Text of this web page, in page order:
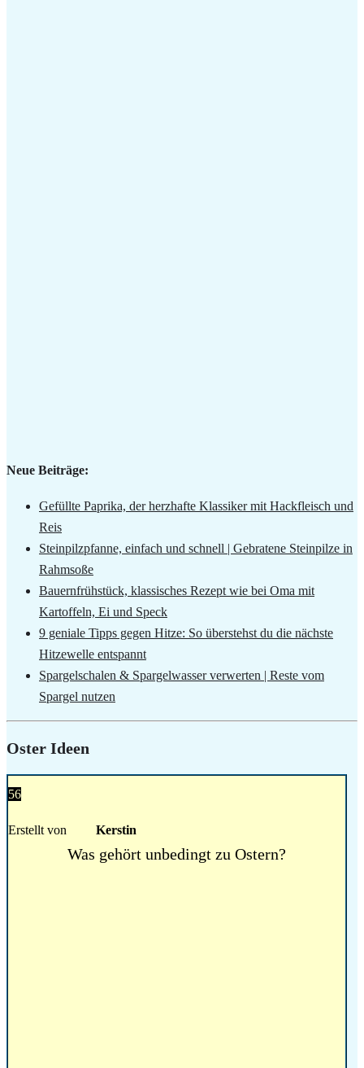
Neue Beiträge:
Gefüllte Paprika, der herzhafte Klassiker mit Hackfleisch und
Reis
Steinpilzpfanne, einfach und schnell | Gebratene Steinpilze in
Rahmsoße
Bauernfrühstück, klassisches Rezept wie bei Oma mit
Kartoffeln, Ei und Speck
9 geniale Tipps gegen Hitze: So überstehst du die nächste
Hitzewelle entspannt
Spargelschalen & Spargelwasser verwerten | Reste vom
Spargel nutzen
Oster Ideen
56
Erstellt von Kerstin
Was gehört unbedingt zu Ostern?